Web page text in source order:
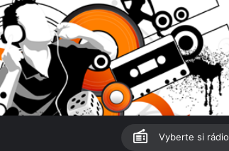
Vyberte si rádio